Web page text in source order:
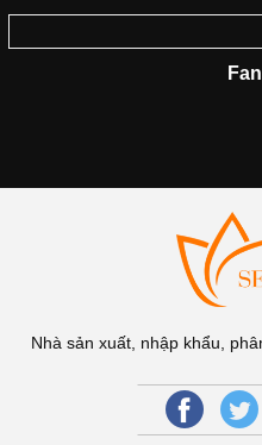
Nhà sản xuất, nhập khẩu,